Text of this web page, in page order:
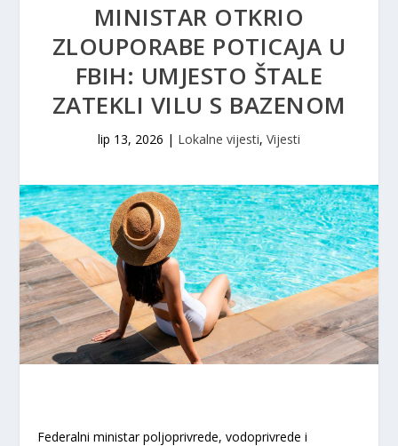
MINISTAR OTKRIO
ZLOUPORABE POTICAJA U
FBIH: UMJESTO ŠTALE
ZATEKLI VILU S BAZENOM
lip 13, 2026 | Lokalne vijesti, Vijesti
Federalni ministar poljoprivrede, vodoprivrede i